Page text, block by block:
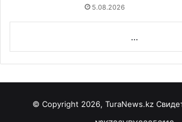
5.08.2026
...
© Copyright 2026, TuraNews.kz